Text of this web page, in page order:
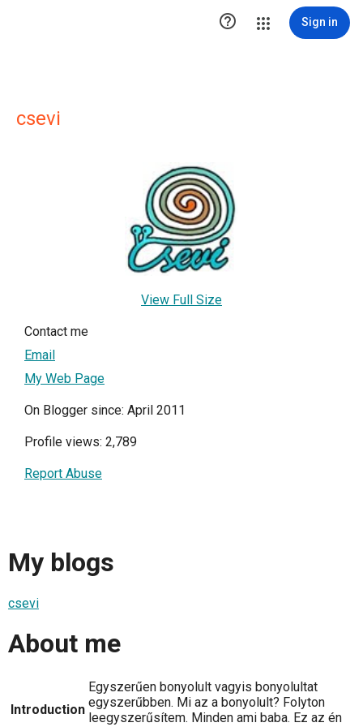
 Sign in
csevi
View Full Size
Contact me
Email
My Web Page
On Blogger since: April 2011
Profile views: 2,789
Report Abuse
My blogs
csevi
About me
Introduction
Egyszerűen bonyolult vagyis bonyolultat
egyszerűbben. Mi az a bonyolult? Folyton
leegyszerűsítem. Minden ami baba. Ez az én